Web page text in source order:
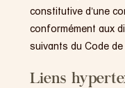
constitutive d’une
conformément aux
suivants du Code
Liens